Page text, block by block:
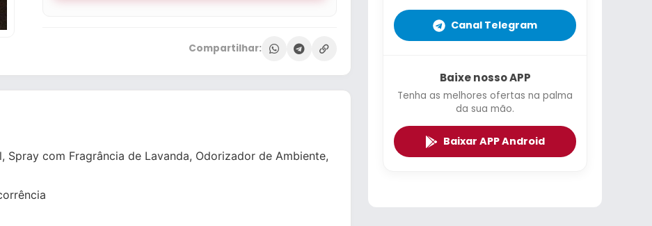
Compartilhar:
com Fragrância de Lavanda, Odorizador de Ambiente,
Canal Telegram
Baixe nosso APP
Tenha as melhores ofertas na palma
da sua mão.
Baixar APP Android